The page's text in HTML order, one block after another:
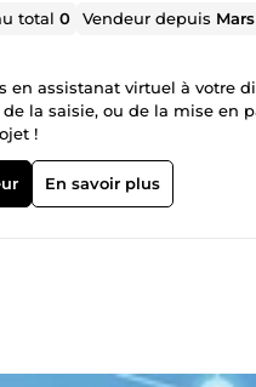
total0 Vendeur depuis
en assistanat virtuel à votre
la saisie, ou de la mise en
!
En savoir plus